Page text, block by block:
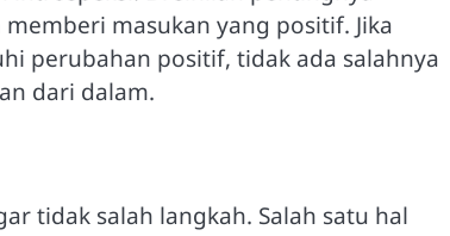
masukan yang positif. Jika
perubahan positif, tidak ada salahnya
dari dalam.
tidak salah langkah. Salah satu hal